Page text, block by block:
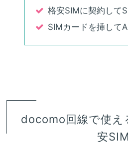
格安SIMに契約して
SIMカードを挿して
docomo回線で使え
安SIM